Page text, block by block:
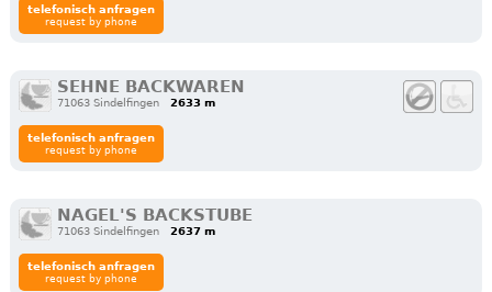
telefonisch anfragen
request by phone
SEHNE BACKWAREN
71063 Sindelfingen 2633 m
telefonisch anfragen
request by phone
NAGEL'S BACKSTUBE
71063 Sindelfingen 2637 m
telefonisch anfragen
request by phone